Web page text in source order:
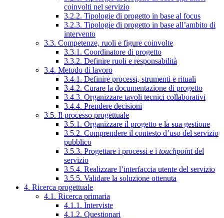
coinvolti nel servizio
3.2.2. Tipologie di progetto in base al focus
3.2.3. Tipologie di progetto in base all’ambito di
intervento
3.3. Competenze, ruoli e figure coinvolte
3.3.1. Coordinatore di progetto
3.3.2. Definire ruoli e responsabilità
3.4. Metodo di lavoro
3.4.1. Definire processi, strumenti e rituali
3.4.2. Curare la documentazione di progetto
3.4.3. Organizzare tavoli tecnici collaborativi
3.4.4. Prendere decisioni
3.5. Il processo progettuale
3.5.1. Organizzare il progetto e la sua gestione
3.5.2. Comprendere il contesto d’uso del servizio
pubblico
3.5.3. Progettare i processi e i touchpointdel
servizio
3.5.4. Realizzare l’interfaccia utente del servizio
3.5.5. Validare la soluzione ottenuta
4. Ricerca progettuale
4.1. Ricerca primaria
4.1.1. Interviste
4.1.2. Questionari